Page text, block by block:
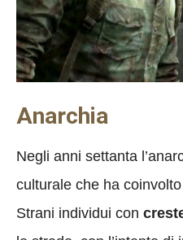
Anarchia
Negli anni settanta
culturale che ha
Strani individui con